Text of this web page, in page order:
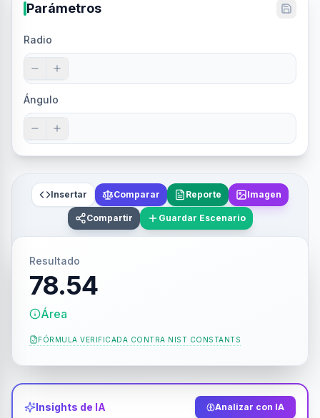
Parámetros
Radio
Ángulo
Insertar Comparar Reporte Imagen
Compartir Guardar Escenario
Resultado
78.54
Área
FÓRMULA VERIFICADA CONTRA NIST CONSTANTS
Insights de IA Analizar con IA